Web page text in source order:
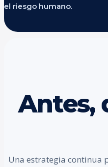
el riesgo humano.
Antes,
Una estrategia continua